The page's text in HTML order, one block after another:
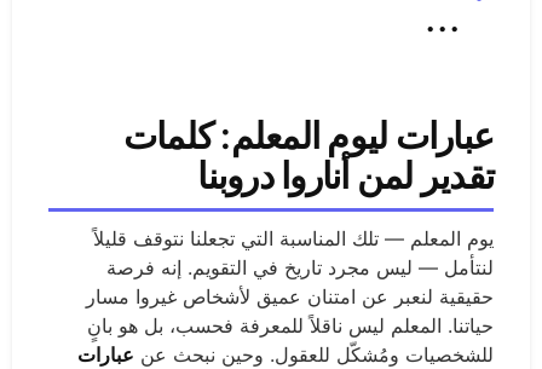
...
عبارات ليوم المعلم: كلمات
تقدير لمن أناروا دروبنا
يوم المعلم — تلك المناسبة التي تجعلنا نتوقف قليلاً
لنتأمل — ليس مجرد تاريخ في التقويم. إنه فرصة
حقيقية لنعبر عن امتنان عميق لأشخاص غيروا مسار
حياتنا. المعلم ليس ناقلاً للمعرفة فحسب، بل هو بانٍ
للشخصيات ومُشكّل للعقول. وحين نبحث عن عبارات